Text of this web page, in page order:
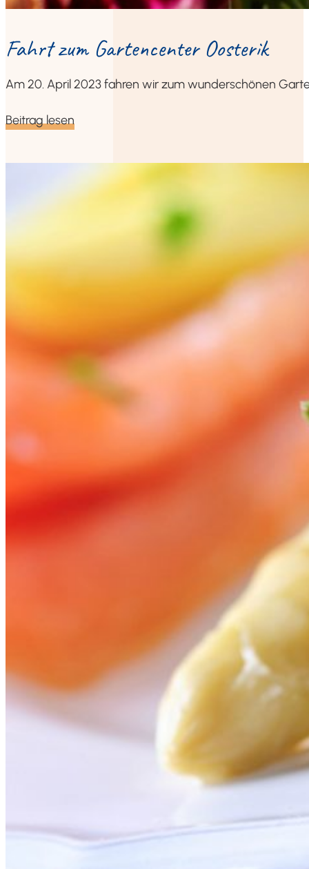
Fahrt zum Gar­ten­cen­ter Oosterik
Am 20. April 2023 fah­ren wir zum wun­der­schö­nen
Bei­trag lesen